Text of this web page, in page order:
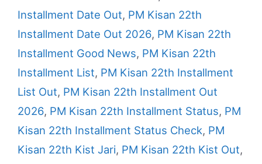
Installment Date Out, PM Kisan 22th
Installment Date Out 2026, PM Kisan 22th
Installment Good News, PM Kisan 22th
Installment List, PM Kisan 22th Installment
List Out, PM Kisan 22th Installment Out
2026, PM Kisan 22th Installment Status, PM
Kisan 22th Installment Status Check, PM
Kisan 22th Kist Jari, PM Kisan 22th Kist Out,